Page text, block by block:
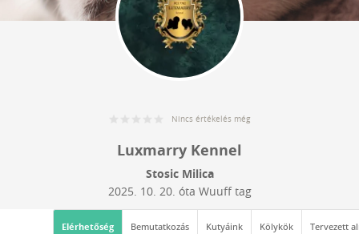
Nincs értékelés még
Luxmarry Kennel
Stosic Milica
2025. 10. 20. óta Wuuff tag
Elérhetőség Bemutatkozás Kutyáink Kölykök Tervezett